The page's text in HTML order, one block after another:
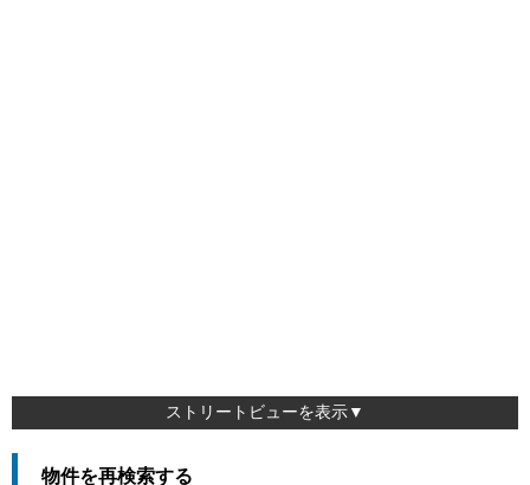
ストリートビューを表示▼
物件を再検索する